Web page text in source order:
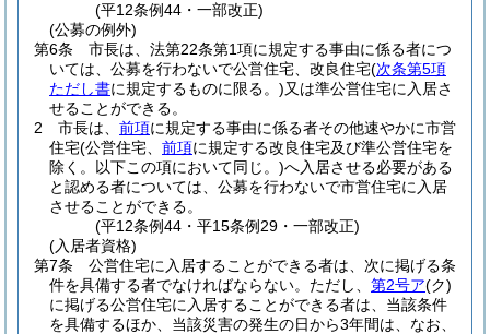
(平12条例44・一部改正)
(公募の例外)
第6条
市長は、法第22条第1項に規定する事由に係る者につ
いては、公募を行わないで公営住宅、改良住宅(次条第5項
ただし書に規定するものに限る。)又は準公営住宅に入居さ
せることができる。
2
市長は、 前項に規定する事由に係る者その他速やかに市営
住宅(公営住宅、 前項に規定する改良住宅及び準公営住宅を
除く。以下この項において同じ。)へ入居させる必要がある
と認める者については、公募を行わないで市営住宅に入居
させることができる。
(平12条例44・平15条例29・一部改正)
(入居者資格)
第7条
公営住宅に入居することができる者は、次に掲げる条
件を具備する者でなければならない。 ただし、 第2号ア(ク)
に掲げる公営住宅に入居することができる者は、当該条件
を具備するほか、当該災害の発生の日から3年間は、なお、